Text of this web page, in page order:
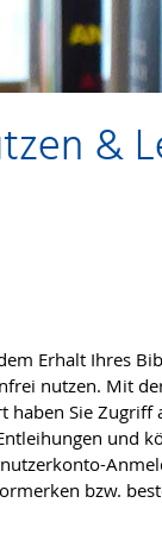
&
Erhalt Ihres
nutzen. Mit
haben Sie
und
bzw.